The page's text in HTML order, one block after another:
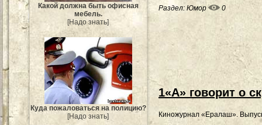
Какой должна быть офисная
мебель.
[Надо знать]
Куда пожаловаться на полицию?
[Надо знать]
Раздел: Юмор 0
1«А» говорит о
Киножурнал «Ералаш».